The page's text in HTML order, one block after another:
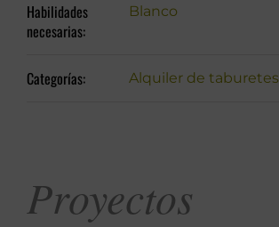
Habilidades
necesarias:
Blanco
Categorías: Alquiler de taburetes
Proyectos